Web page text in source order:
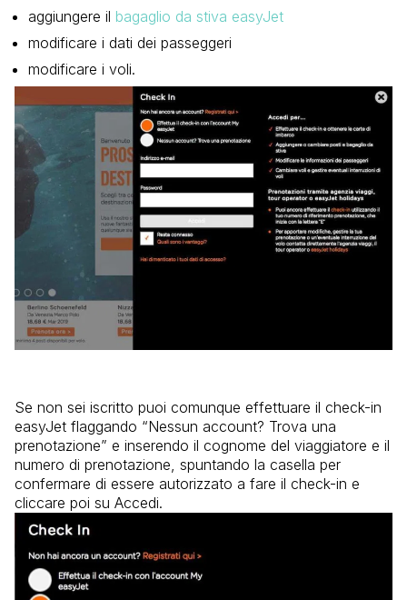
aggiungere il bagaglio da stiva easyJet
modificare i dati dei passeggeri
modificare i voli.
Se non sei iscritto puoi comunque effettuare il check-in
easyJet flaggando “Nessun account? Trova una
prenotazione” e inserendo il cognome del viaggiatore e il
numero di prenotazione, spuntando la casella per
confermare di essere autorizzato a fare il check-in e
cliccare poi su Accedi.